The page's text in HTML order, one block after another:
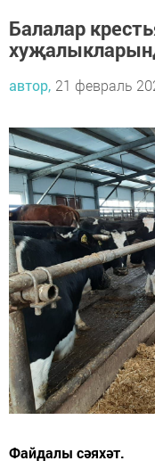
Балалар
автор, 21 февраль
Файдалы сәяхәт.